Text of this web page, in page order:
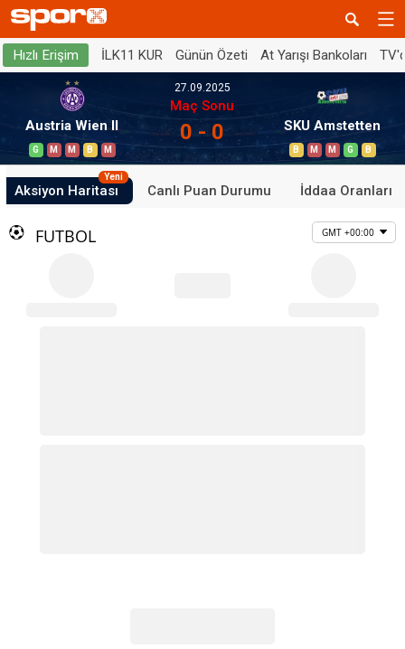
Hızlı Erişim İLK11 KUR Günün Özeti At Yarışı Bankoları
Austria Wien II
G M M B M
27.09.2025
Maç Sonu
0 - 0 SKU Amstetten
B M M G B
Aksiyon Haritası
Yeni
Canlı Puan Durumu İddaa Oranları
FUTBOL GMT +00:00